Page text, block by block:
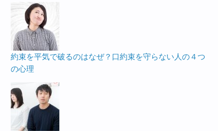
約束を平気で破るのはなぜ？口約束を守らない人の４つ
の心理